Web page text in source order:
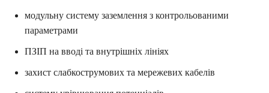
модульну систему заземлення з контрольованими
параметрами
ПЗІП на вводі та внутрішніх лініях
захист слабкострумових та мережевих кабелів